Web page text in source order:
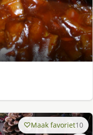
Maak favoriet10